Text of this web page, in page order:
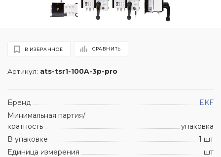
Артикул: ats-tsr1-100A-3p-pro
В ИЗБРАННОЕ СРАВНИТЬ
Бренд
EKF
Минимальная партия/
кратность
упаковка
В упаковке
1 шт
Единица измерения
шт